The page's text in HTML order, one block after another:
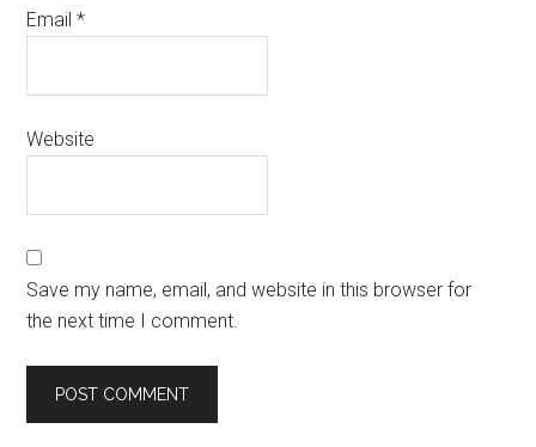
Email*
Website
Save my name, email, and website in this browser for
the next time I comment.